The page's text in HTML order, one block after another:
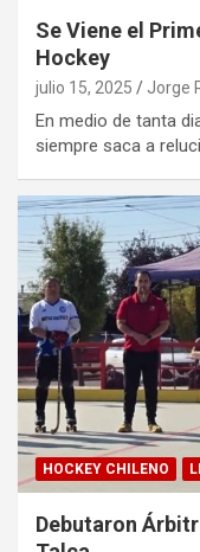
Se Viene el
Hockey
julio 15, 2025 Jorge
En medio de tanta
siempre saca a
HOCKEY CHILENO
Debutaron